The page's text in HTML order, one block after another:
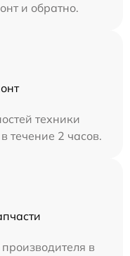
и обратно.
техники
течение 2 часов.
в